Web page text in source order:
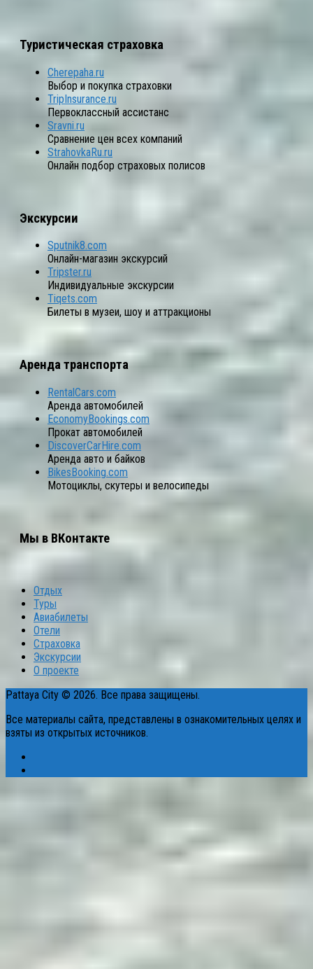
Туристическая страховка
Cherepaha.ru
Выбор и покупка страховки
TripInsurance.ru
Первоклассный ассистанс
Sravni.ru
Сравнение цен всех компаний
StrahovkaRu.ru
Онлайн подбор страховых полисов
Экскурсии
Sputnik8.com
Онлайн-магазин экскурсий
Tripster.ru
Индивидуальные экскурсии
Tiqets.com
Билеты в музеи, шоу и аттракционы
Аренда транспорта
RentalCars.com
Аренда автомобилей
EconomyBookings.com
Прокат автомобилей
DiscoverCarHire.com
Аренда авто и байков
BikesBooking.com
Мотоциклы, скутеры и велосипеды
Мы в ВКонтакте
Отдых
Туры
Авиабилеты
Отели
Страховка
Экскурсии
О проекте
Pattaya City © 2026. Все права защищены.
Все материалы сайта, представлены в ознакомительных целях и
взяты из открытых источников.